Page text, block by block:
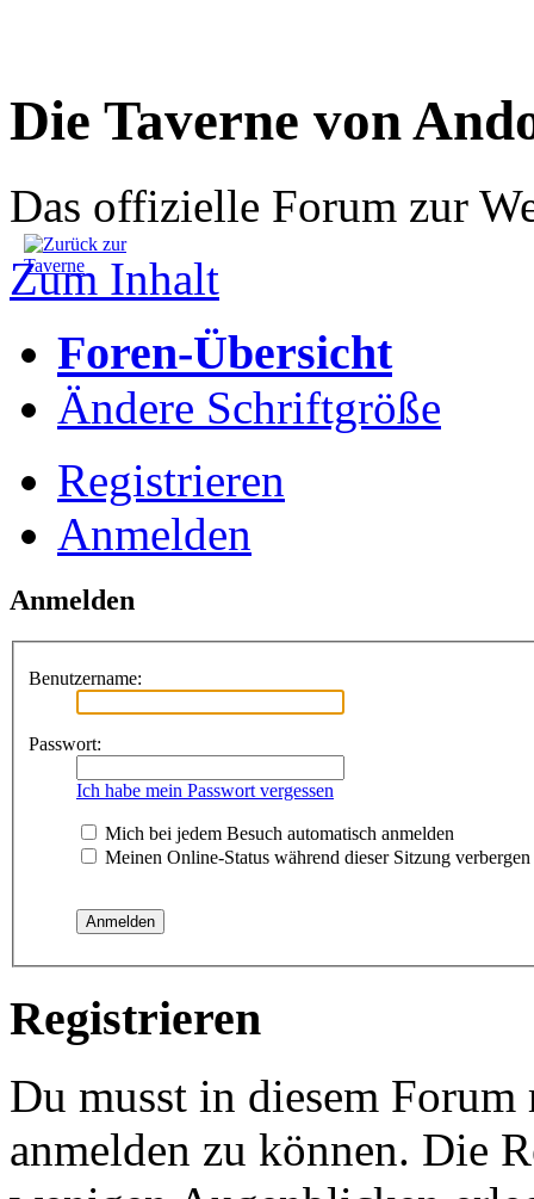
Die Taverne von
Das offizielle Forum zur
Zum Inhalt
Foren-Übersicht
Ändere Schriftgröße
Registrieren
Anmelden
Anmelden
Benutzername:
Passwort:
Ich habe mein Passwort vergessen
Mich bei jedem Besuch automatisch anmelden
Meinen Online-Status während dieser Sitzung verbergen
Registrieren
Du musst in diesem
anmelden zu können. Die